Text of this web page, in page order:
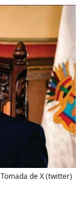
Tomada de X (twitter)